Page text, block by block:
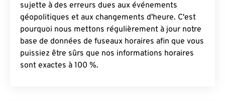
sujette à des erreurs dues aux événements
géopolitiques et aux changements d'heure. C'est
pourquoi nous mettons régulièrement à jour notre
base de données de fuseaux horaires afin que vous
puissiez être sûrs que nos informations horaires
sont exactes à 100 %.